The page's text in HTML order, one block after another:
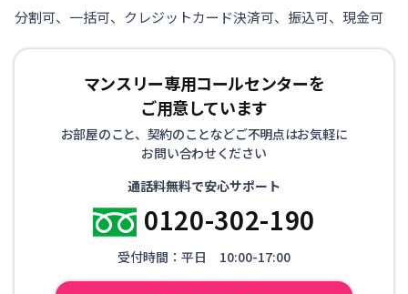
分割可、一括可、クレジットカード決済可、振込可、現金可
マンスリー専用コールセンターを
ご用意しています
お部屋のこと、契約のことなどご不明点はお気軽に
お問い合わせください
通話料無料で安心サポート
0120-302-190
受付時間：平日 10:00-17:00